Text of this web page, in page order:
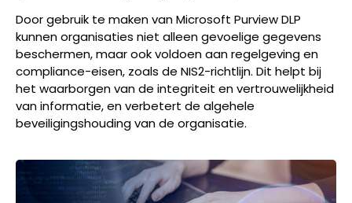
Door gebruik te maken van Microsoft Purview DLP
kunnen organisaties niet alleen gevoelige gegevens
beschermen, maar ook voldoen aan regelgeving en
compliance-eisen, zoals de NIS2-richtlijn. Dit helpt bij
het waarborgen van de integriteit en vertrouwelijkheid
van informatie, en verbetert de algehele
beveiligingshouding van de organisatie.